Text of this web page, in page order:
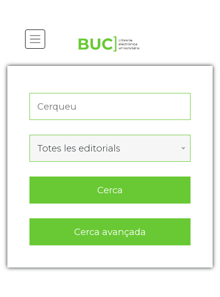
Totes les editorials
Cerca
Cerca avançada